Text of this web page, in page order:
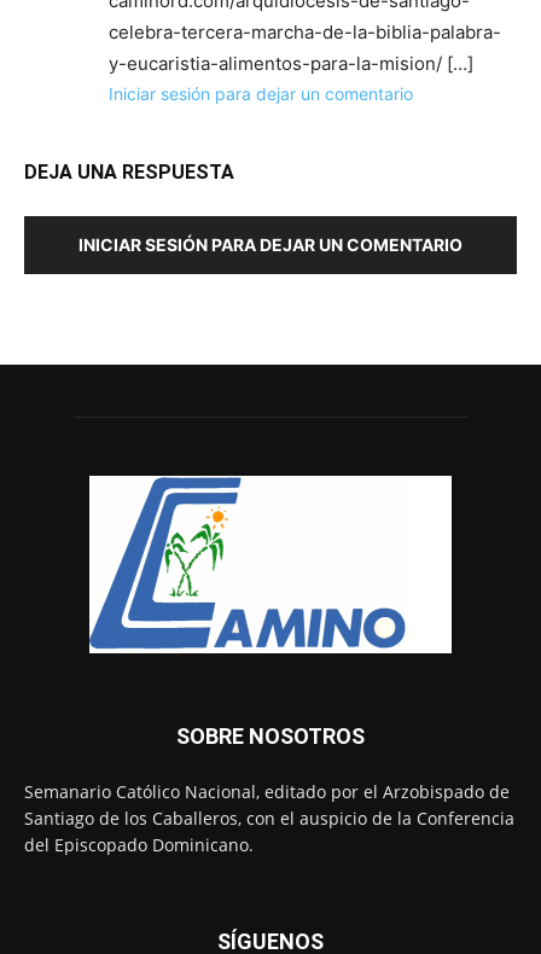
celebra-tercera-marcha-de-la-biblia-palabra-
y-eucaristia-alimentos-para-la-mision/ […]
Iniciar sesión para dejar un comentario
DEJA UNA RESPUESTA
INICIAR SESIÓN PARA DEJAR UN COMENTARIO
SOBRE NOSOTROS
Semanario Católico Nacional, editado por el Arzobispado de
Santiago de los Caballeros, con el auspicio de la Conferencia
del Episcopado Dominicano.
SÍGUENOS